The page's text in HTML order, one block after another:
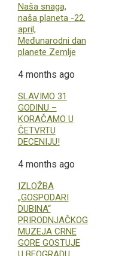
Naša snaga,
naša planeta -22.
april,
Međunarodni dan
planete Zemlje
4 months ago
SLAVIMO 31
GODINU –
KORAČAMO U
ČETVRTU
DECENIJU!
4 months ago
IZLOŽBA
„GOSPODARI
DUBINA“
PRIRODNJAČKOG
MUZEJA CRNE
GORE GOSTUJE